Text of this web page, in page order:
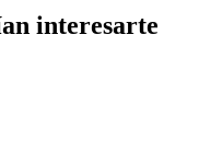
interesarte